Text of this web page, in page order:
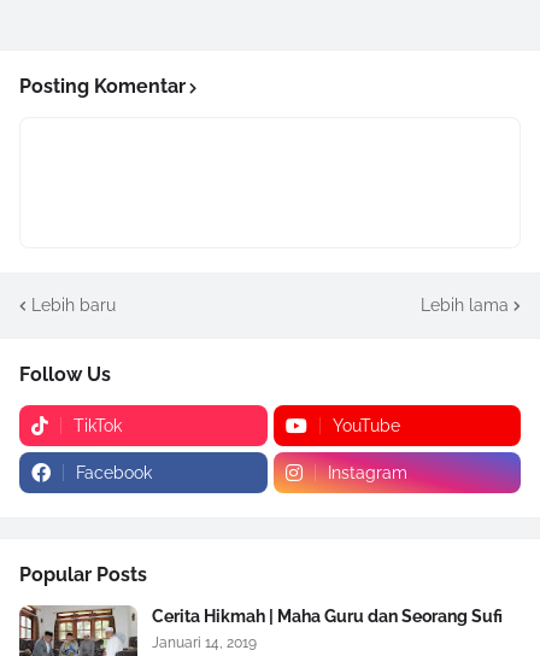
Posting Komentar
Lebih baru Lebih lama
Follow Us
TikTok YouTube
Facebook Instagram
Popular Posts
Cerita Hikmah | Maha Guru dan Seorang Sufi
Januari 14, 2019